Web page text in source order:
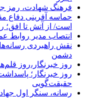
فرهنگ شهادت، رمز
حماسه آفرینی دفاع
است/ از آتش تا افق؛
انتصاب مدیر روابط
نقش راهبردی رسانه‌ها
دشمن
روز خبرنگار،روز
روز خبرنگار؛
حقیقت‌گویی
رسانه، سنگر اول